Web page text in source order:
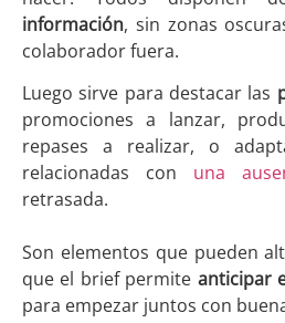
información, sin zonas
colaborador fuera.
Luego sirve para destacar las
promociones a lanzar,
repases a realizar, o
relacionadas con una
retrasada.
Son elementos que pueden
que el brief permite anticipar
para empezar juntos con